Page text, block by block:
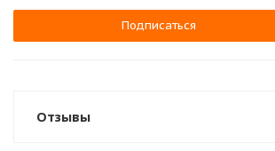
Подписаться
Отзывы